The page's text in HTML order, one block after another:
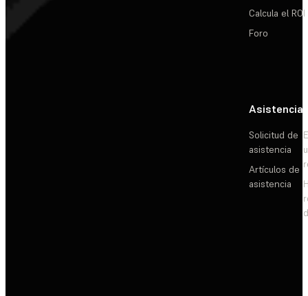
Calcula el ROI
Foro
Asistencia
Solicitud de
asistencia
Artículos de
asistencia